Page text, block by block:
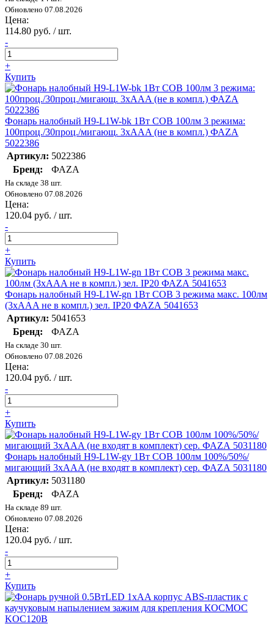
Обновлено 07.08.2026
Цена:
114.80 руб. / шт.
-
+
Купить
Фонарь налобный H9-L1W-bk 1Вт COB 100лм 3 режима:
100проц./30проц./мигающ. 3хAAA (не в компл.) ФАZА
5022386
Артикул: 5022386
Бренд:
ФАZА
На складе 38 шт.
Обновлено 07.08.2026
Цена:
120.04 руб. / шт.
-
+
Купить
Фонарь налобный H9-L1W-gn 1Вт COB 3 режима макс. 100лм
(3хAAA не в компл.) зел. IP20 ФАZА 5041653
Артикул: 5041653
Бренд:
ФАZА
На складе 30 шт.
Обновлено 07.08.2026
Цена:
120.04 руб. / шт.
-
+
Купить
Фонарь налобный H9-L1W-gy 1Вт COB 100лм 100%/50%/
мигающий 3хAAA (не входят в комплект) сер. ФАZА 5031180
Артикул: 5031180
Бренд:
ФАZА
На складе 89 шт.
Обновлено 07.08.2026
Цена:
120.04 руб. / шт.
-
+
Купить